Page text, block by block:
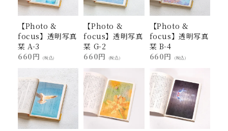
【Photo &
focus】透明写真
栞 A-3
660円
(税込)
【Photo &
focus】透明写真
栞 G-2
660円
(税込)
【Photo &
focus】透明写真
栞 B-4
660円
(税込)